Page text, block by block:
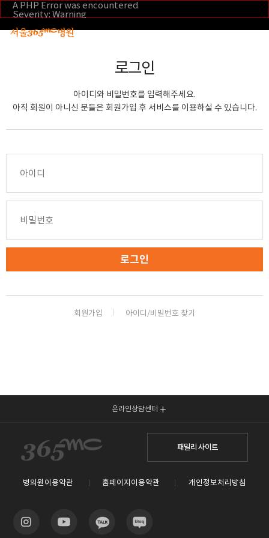
A PHP Error was encountered
Severity: Warning
Filename: _inc/header_body.php
Line Number: 108
/home/suction/public_html/application/views/mobile/
/home/suction/public_html/application/views/mobile/
Line: 295
File:
Function: view
File:
/home/suction/public_html/application/controllers/
Function: view_print
File: /home/suction/public_html/index.php
Function: require_once
본문 바로가기
로그인
아이디와 비밀번호를 입력해주세요.
아직 회원이 아니신 분들은 회원가입 후 서비스를 이용하실 수 있습니다.
로그인
회원가입 아이디/비밀번호 찾기
온라인상담센터
패밀리 사이트
병의원이용약관 홈페이지이용약관 개인정보처리방침